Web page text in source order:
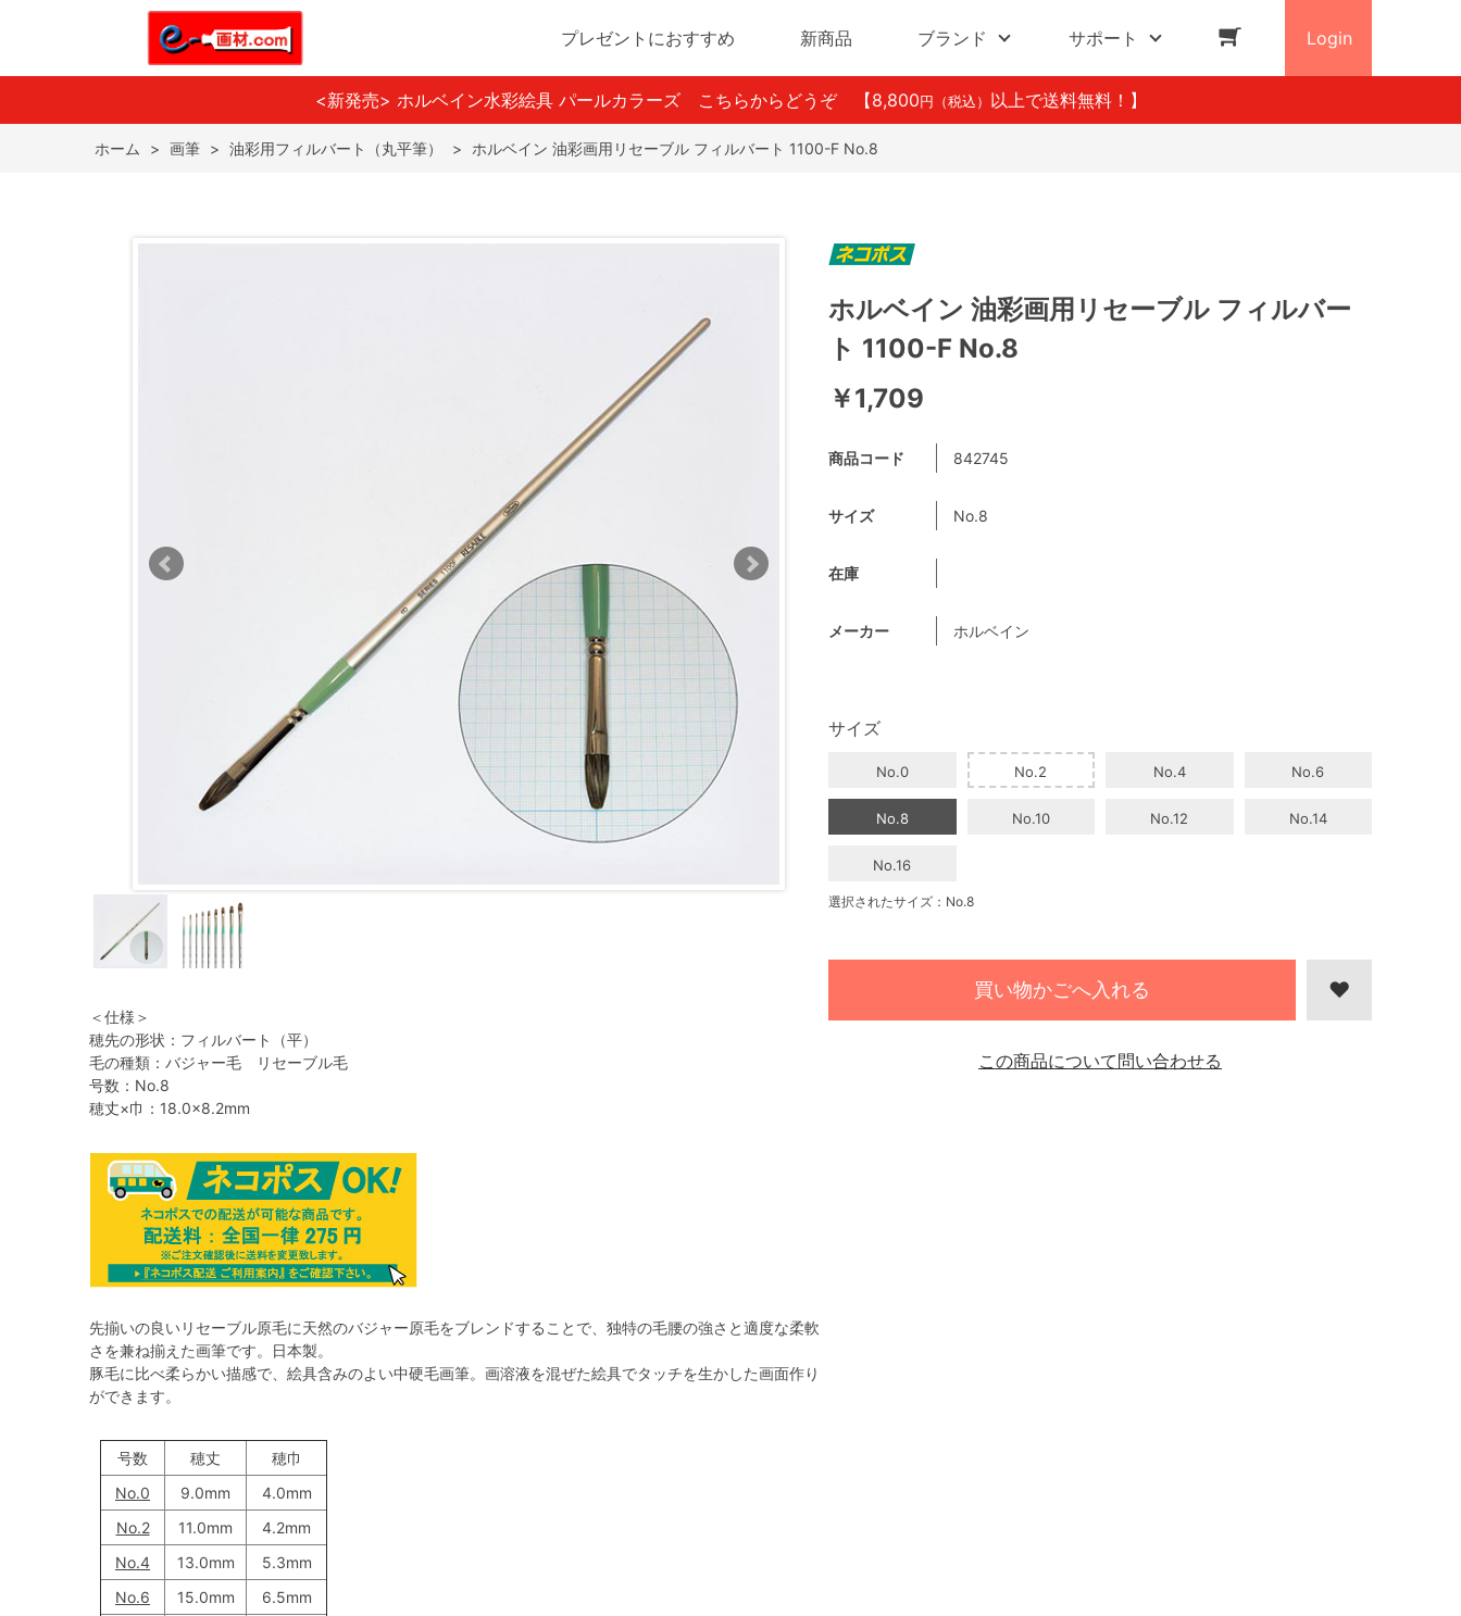
プレゼントにおすすめ 新商品 ブランド サポート Login
<新発売> ホルベイン水彩絵具 パールカラーズ こちらからどうぞ 【8,800 円（税込） 以上で送料無料！】
ホーム > 画筆 > 油彩用フィルバート（丸平筆） > ホルベイン 油彩画用リセーブル フィルバート 1100-F No.8
＜仕様＞
穂先の形状：フィルバート（平）
毛の種類：バジャー毛 リセーブル毛
号数：No.8
穂丈×巾：18.0×8.2mm
先揃いの良いリセーブル原毛に天然のバジャー原毛をブレンドすることで、独特の毛腰の強さと適度な柔軟
さを兼ね揃えた画筆です。日本製。
豚毛に比べ柔らかい描感で、絵具含みのよい中硬毛画筆。画溶液を混ぜた絵具でタッチを生かした画面作り
ができます。
号数 穂丈
穂巾
No.0
9.0mm
4.0mm
No.2
11.0mm
4.2mm
No.4
13.0mm
5.3mm
No.6
15.0mm
6.5mm
ホルベイン 油彩画用リセーブル フィルバー
ト 1100-F No.8
￥1,709
商品コード 842745
サイズ No.8
在庫
メーカー ホルベイン
サイズ
No.0 No.2 No.4 No.6
No.8 No.10 No.12 No.14
No.16
選択されたサイズ：No.8
買い物かごへ入れる
この商品について問い合わせる